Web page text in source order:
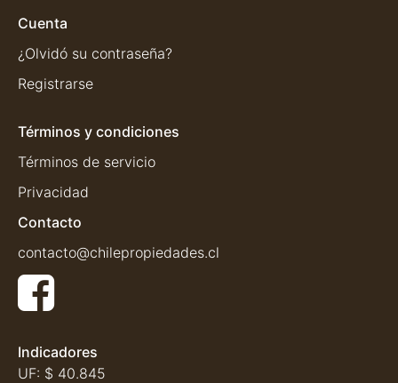
Cuenta
¿Olvidó su contraseña?
Registrarse
Términos y condiciones
Términos de servicio
Privacidad
Contacto
contacto@chilepropiedades.cl
Indicadores
UF: $ 40.845